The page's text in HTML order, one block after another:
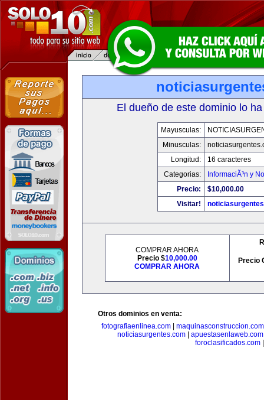
El dueño de este dominio lo
Mayusculas:
Minusculas:
Longitud:
16 caracteres
Categorias:
InformaciÃ³n y
Precio:
$10,000.00
Visitar!
COMPRAR AHORA
Precio $10,000.00
COMPRAR AHORA
Precio
Otros dominios en venta:
fotografiaenlinea.com
maquinasconstruccion.com
noticiasurgentes.com| apuestasenlaweb.com
foroclasificados.com|